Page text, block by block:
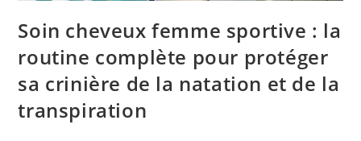
Soin cheveux femme sportive : la
routine complète pour protéger
sa crinière de la natation et de la
transpiration